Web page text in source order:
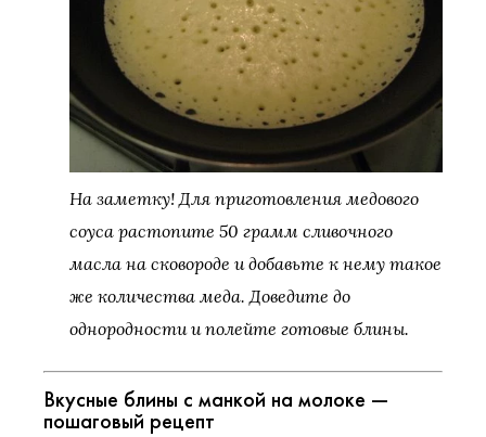
На заметку! Для приготовления медового
соуса растопите 50 грамм сливочного
масла на сковороде и добавьте к нему такое
же количества меда. Доведите до
однородности и полейте готовые блины.
Вкусные блины с манкой на молоке —
пошаговый рецепт